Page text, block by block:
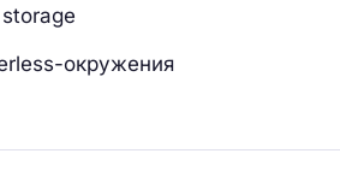
окружения